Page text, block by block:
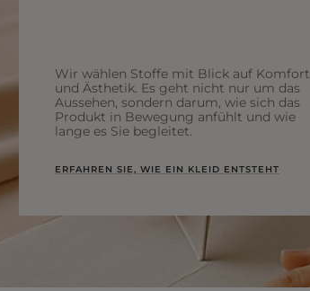
Wir wählen Stoffe mit Blick auf Komfort
und Ästhetik. Es geht nicht nur um das
Aussehen, sondern darum, wie sich das
Produkt in Bewegung anfühlt und wie
lange es Sie begleitet.
ERFAHREN SIE, WIE EIN KLEID ENTSTEHT